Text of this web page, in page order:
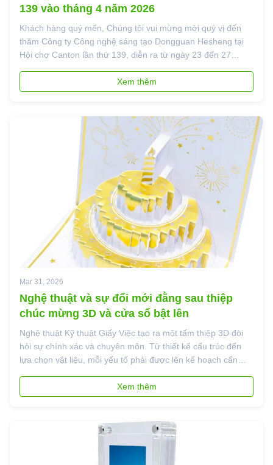
139 vào tháng 4 năm 2026
Khách hàng quý mến, Chúng tôi vui mừng mời quý vị đến
thăm Công ty Công nghệ sáng tạo Dongguan Hesheng tại
Hội chợ Canton lần thứ 139, diễn ra từ ngày 23 đến 27
Phòng D 17.2J31 Nhóm nhập khẩu và xuất khẩu Trung
Quốc Là một nhà sản xuất hàng đầu ...
Xem thêm
Mar 31, 2026
Nghệ thuật và sự đổi mới đằng sau thiệp
chúc mừng 3D và cửa sổ bật lên
Nghệ thuật Kỹ thuật Giấy Việc tạo ra một tấm thiệp 3D đòi
hỏi sự chính xác và chuyên môn. Từ thiết kế cấu trúc đến
lựa chọn vật liệu, mỗi yếu tố phải được lên kế hoạch cẩn
giữa kỹ thuật thủ công truyền thống và các kỹ thuật hiện đại
này chính là ...
Xem thêm